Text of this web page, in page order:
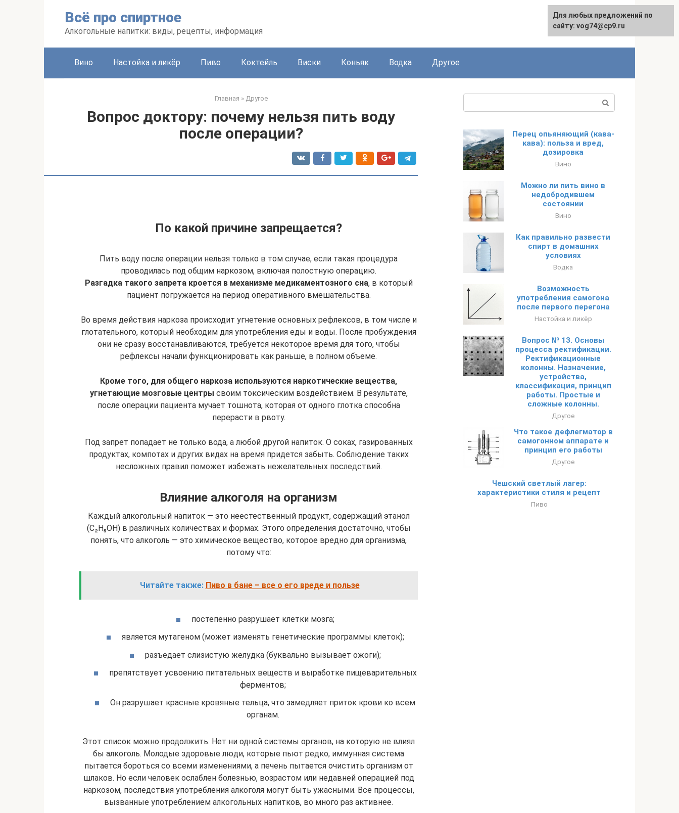
Всё про спиртное
Алкогольные напитки: виды, рецепты, информация
Вино Настойка и ликёр Пиво Коктейль Виски Коньяк Водка Другое
Главная » Другое
Вопрос доктору: почему нельзя пить воду
после операции?
По какой причине запрещается?
Пить воду после операции нельзя только в том случае, если такая процедура
проводилась под общим наркозом, включая полостную операцию.
Разгадка такого запрета кроется в механизме медикаментозного сна, в который
пациент погружается на период оперативного вмешательства.
Во время действия наркоза происходит угнетение основных рефлексов, в том числе и
глотательного, который необходим для употребления еды и воды. После пробуждения
они не сразу восстанавливаются, требуется некоторое время для того, чтобы
рефлексы начали функционировать как раньше, в полном объеме.
Кроме того, для общего наркоза используются наркотические вещества,
угнетающие мозговые центры своим токсическим воздействием. В результате,
после операции пациента мучает тошнота, которая от одного глотка способна
перерасти в рвоту.
Под запрет попадает не только вода, а любой другой напиток. О соках, газированных
продуктах, компотах и других видах на время придется забыть. Соблюдение таких
несложных правил поможет избежать нежелательных последствий.
Влияние алкоголя на организм
Каждый алкогольный напиток — это неестественный продукт, содержащий этанол
(C₂H₅OH) в различных количествах и формах. Этого определения достаточно, чтобы
понять, что алкоголь — это химическое вещество, которое вредно для организма,
потому что:
Читайте также: Пиво в бане – все о его вреде и пользе
постепенно разрушает клетки мозга;
является мутагеном (может изменять генетические программы клеток);
разъедает слизистую желудка (буквально вызывает ожоги);
препятствует усвоению питательных веществ и выработке пищеварительных
ферментов;
Он разрушает красные кровяные тельца, что замедляет приток крови ко всем
органам.
Этот список можно продолжить. Нет ни одной системы органов, на которую не влиял
бы алкоголь. Молодые здоровые люди, которые пьют редко, иммунная система
пытается бороться со всеми изменениями, а печень пытается очистить организм от
шлаков. Но если человек ослаблен болезнью, возрастом или недавней операцией под
наркозом, последствия употребления алкоголя могут быть ужасными. Все процессы,
вызванные употреблением алкогольных напитков, во много раз активнее.
Перец опьяняющий (кава-
кава): польза и вред,
дозировка
Вино
Можно ли пить вино в
недобродившем
состоянии
Вино
Как правильно развести
спирт в домашних
условиях
Водка
Возможность
употребления самогона
после первого перегона
Настойка и ликёр
Вопрос № 13. Основы
процесса ректификации.
Ректификационные
колонны. Назначение,
устройства,
классификация, принцип
работы. Простые и
сложные колонны.
Другое
Что такое дефлегматор в
самогонном аппарате и
принцип его работы
Другое
Чешский светлый лагер:
характеристики стиля и рецепт
Пиво
Для любых предложений по
сайту: vog74@cp9.ru